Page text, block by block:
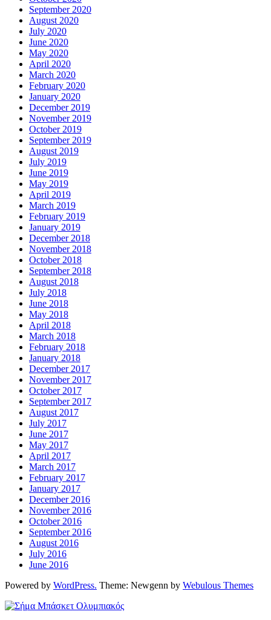
September 2020
August 2020
July 2020
June 2020
May 2020
April 2020
March 2020
February 2020
January 2020
December 2019
November 2019
October 2019
September 2019
August 2019
July 2019
June 2019
May 2019
April 2019
March 2019
February 2019
January 2019
December 2018
November 2018
October 2018
September 2018
August 2018
July 2018
June 2018
May 2018
April 2018
March 2018
February 2018
January 2018
December 2017
November 2017
October 2017
September 2017
August 2017
July 2017
June 2017
May 2017
April 2017
March 2017
February 2017
January 2017
December 2016
November 2016
October 2016
September 2016
August 2016
July 2016
June 2016
Powered by WordPress. Theme: Newgenn by Webulous Themes